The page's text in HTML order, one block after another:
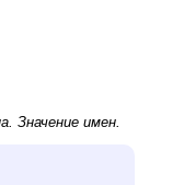
. Значение имен.